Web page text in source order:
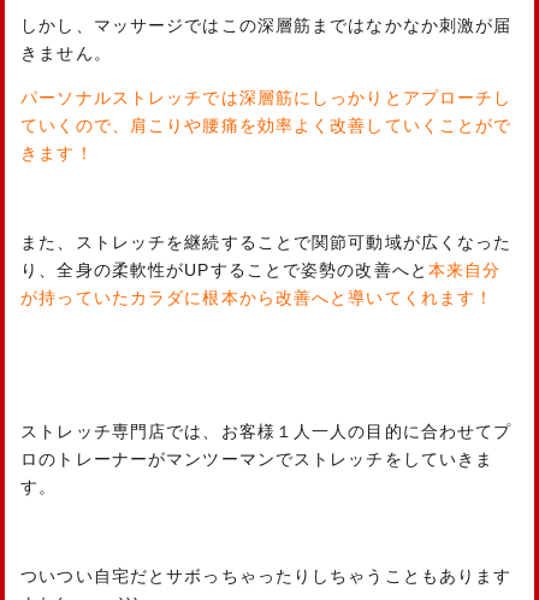
しかし、マッサージではこの深層筋まではなかなか刺激が届
きません。
パーソナルストレッチでは深層筋にしっかりとアプローチし
ていくので、肩こりや腰痛を効率よく改善していくことがで
きます！
また、ストレッチを継続することで関節可動域が広くなった
り、全身の柔軟性がUPすることで姿勢の改善へと 本来自分
が持っていたカラダに根本から改善へと導いてくれます！
ストレッチ専門店では、お客様１人一人の目的に合わせてプ
ロのトレーナーがマンツーマンでストレッチをしていきま
す。
ついつい自宅だとサボっちゃったりしちゃうこともあります